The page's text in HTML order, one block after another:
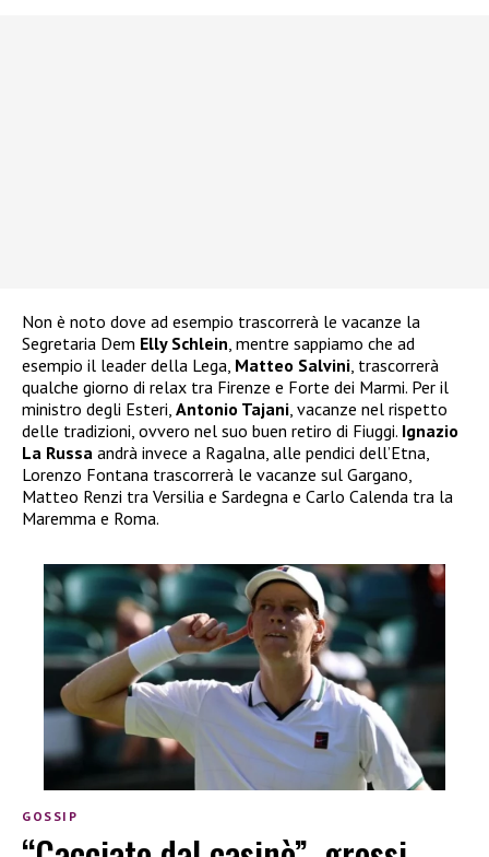
Non è noto dove ad esempio trascorrerà le vacanze la
Segretaria Dem Elly Schlein, mentre sappiamo che ad
esempio il leader della Lega, Matteo Salvini, trascorrerà
qualche giorno di relax tra Firenze e Forte dei Marmi. Per il
ministro degli Esteri, Antonio Tajani, vacanze nel rispetto
delle tradizioni, ovvero nel suo buen retiro di Fiuggi. Ignazio
La Russa andrà invece a Ragalna, alle pendici dell’Etna,
Lorenzo Fontana trascorrerà le vacanze sul Gargano,
Matteo Renzi tra Versilia e Sardegna e Carlo Calenda tra la
Maremma e Roma.
GOSSIP